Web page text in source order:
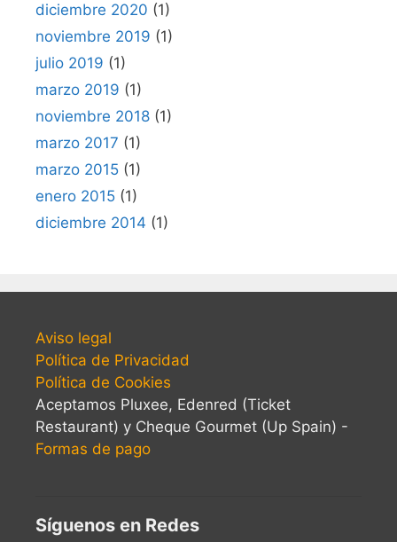
diciembre 2020 (1)
noviembre 2019 (1)
julio 2019 (1)
marzo 2019 (1)
noviembre 2018 (1)
marzo 2017 (1)
marzo 2015 (1)
enero 2015 (1)
diciembre 2014 (1)
Aviso legal
Política de Privacidad
Política de Cookies
Aceptamos Pluxee, Edenred (Ticket
Restaurant) y Cheque Gourmet (Up Spain) -
Formas de pago
Síguenos en Redes